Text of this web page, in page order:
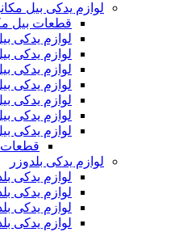
لوازم یدکی بیل مکانیکی
قطعات بیل مکانیکی
لوازم یدکی بیل مکانیکی
لوازم یدکی بیل مکانیکی
لوازم یدکی بیل
لوازم یدکی بیل
لوازم یدکی بیل
لوازم یدکی بیل مکانیکی
لوازم یدکی بیل مکانیکی
قطعات بیل
لوازم یدکی بلدوزر
لوازم یدکی بلدوزر
لوازم یدکی بلدوزر
لوازم یدکی بلدوزر هپکو
لوازم یدکی بلدوزر لیبهر